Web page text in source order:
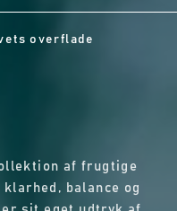
overflade
af frugtige
balance og